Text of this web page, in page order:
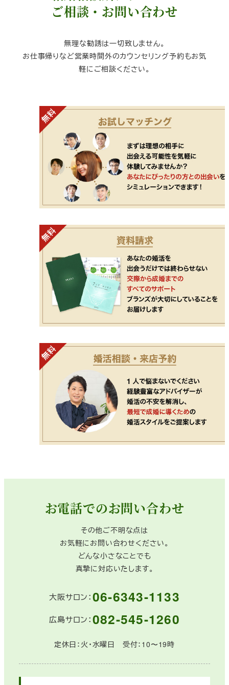
ご相談・お問い合わせ
無理な勧誘は一切致しません。
お仕事帰りなど営業時間外のカウンセリング予約もお気
軽にご相談ください。
お電話でのお問い合わせ
その他ご不明な点は
お気軽にお問い合わせください。
どんな小さなことでも
真摯に対応いたします。
大阪サロン：06-6343-1133
広島サロン：082-545-1260
定休日：火・水曜日 受付：10〜19時